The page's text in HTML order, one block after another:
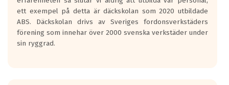
ett exempel på detta är däckskolan som 2020 utbildade
ABS. Däckskolan drivs av Sveriges fordonsverkstäders
förening som innehar över 2000 svenska verkstäder under
sin ryggrad.